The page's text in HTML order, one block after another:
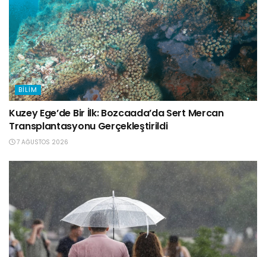
BILIM
Kuzey Ege’de Bir İlk: Bozcaada’da Sert Mercan
Transplantasyonu Gerçekleştirildi
7 AĞUSTOS 2026